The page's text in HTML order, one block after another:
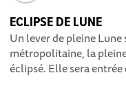
ECLIPSE DE LUNE
Un lever de pleine
métropolitaine, la
éclipsé. Elle sera entrée